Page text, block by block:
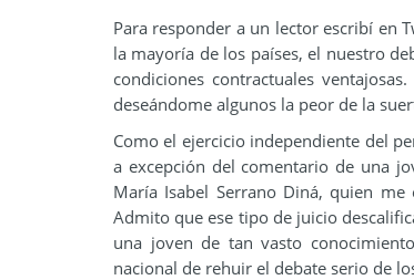
Para responder a un lector escribí en
la mayoría de los países, el nuestro
condiciones contractuales
deseándome algunos la peor de la
Como el ejercicio independiente del
a excepción del comentario de una
María Isabel Serrano Diná, quien
Admito que ese tipo de juicio
una joven de tan vasto
nacional de rehuir el debate serio de